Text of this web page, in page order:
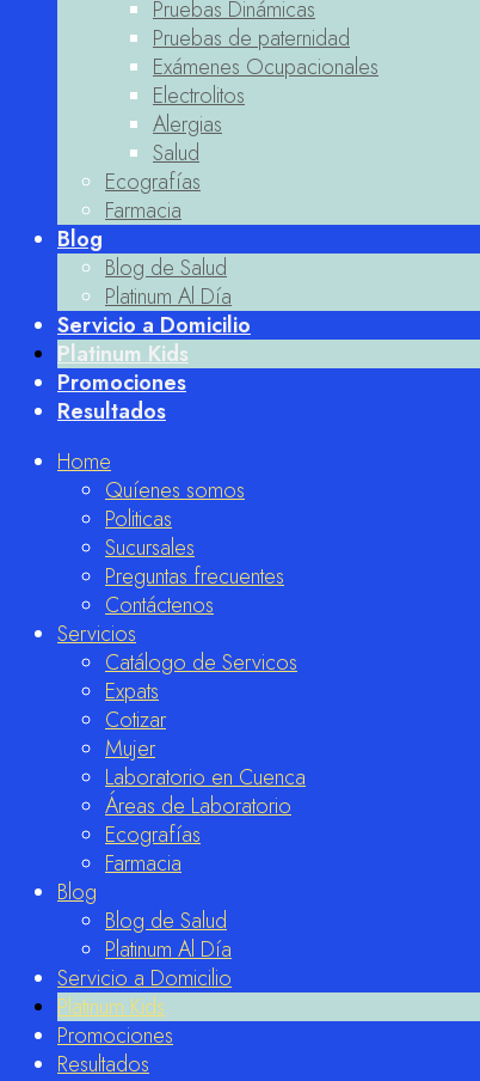
Pruebas Dinámicas
Pruebas de paternidad
Exámenes Ocupacionales
Electrolitos
Alergias
Salud
Ecografías
Farmacia
Blog
Blog de Salud
Platinum Al Día
Servicio a Domicilio
Platinum Kids
Promociones
Resultados
Home
Quíenes somos
Politicas
Sucursales
Preguntas frecuentes
Contáctenos
Servicios
Catálogo de Servicos
Expats
Cotizar
Mujer
Laboratorio en Cuenca
Áreas de Laboratorio
Ecografías
Farmacia
Blog
Blog de Salud
Platinum Al Día
Servicio a Domicilio
Platinum Kids
Promociones
Resultados